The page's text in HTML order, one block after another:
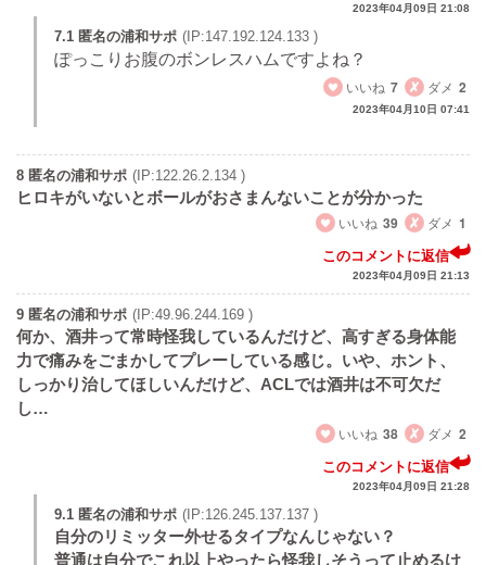
2023年04月09日 21:08
7.1 匿名の浦和サポ (IP:147.192.124.133 )
ぽっこりお腹のボンレスハムですよね？
いいね 7 ダメ 2
2023年04月10日 07:41
8 匿名の浦和サポ (IP:122.26.2.134 )
ヒロキがいないとボールがおさまんないことが分かった
いいね 39 ダメ 1
このコメントに返信
2023年04月09日 21:13
9 匿名の浦和サポ (IP:49.96.244.169 )
何か、酒井って常時怪我しているんだけど、高すぎる身体能
力で痛みをごまかしてプレーしている感じ。いや、ホント、
しっかり治してほしいんだけど、ACLでは酒井は不可欠だ
し…
いいね 38 ダメ 2
このコメントに返信
2023年04月09日 21:28
9.1 匿名の浦和サポ (IP:126.245.137.137 )
自分のリミッター外せるタイプなんじゃない？
普通は自分でこれ以上やったら怪我しそうって止めるけ